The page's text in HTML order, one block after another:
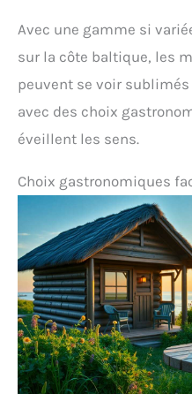
Avec une gamme si
sur la côte baltique, les
peuvent se voir
avec des choix
éveillent les sens.
Choix gastronomiques